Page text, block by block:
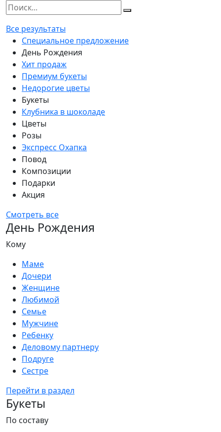
Все результаты
Специальное предложение
День Рождения
Хит продаж
Премиум букеты
Недорогие цветы
Букеты
Клубника в шоколаде
Цветы
Розы
Экспресс Охапка
Повод
Композиции
Подарки
Акция
Смотреть все
День Рождения
Кому
Маме
Дочери
Женщине
Любимой
Семье
Мужчине
Ребенку
Деловому партнеру
Подруге
Сестре
Перейти в раздел
Букеты
По составу